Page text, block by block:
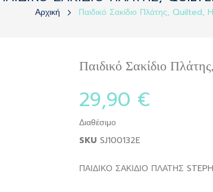
Αρχική Παιδικό Σακίδιο Πλάτης, Quilted,
Παιδικό Σακίδιο
29,90 €
Διαθέσιμο
SKU SJ100132E
ΠΑΙΔΙΚΟ ΣΑΚΙΔΙΟ ΠΛΑΤΗΣ